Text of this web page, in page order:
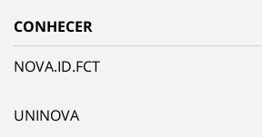
CONHECER
NOVA.ID.FCT
UNINOVA